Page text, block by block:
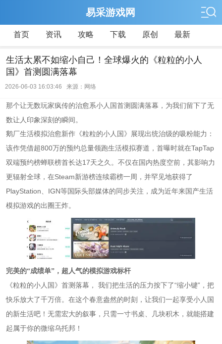
易采游戏网
首页 资讯 攻略 下载 原创 最新
生活太累不如缩小自己！全球爆火的《粒粒的小人
国》首测圆满落幕
2026-06-03 16:03:46 来源：网络
那个让无数玩家疯传的治愈系小人国首测圆满落幕，为我们留下了无
数让人印象深刻的瞬间。
鹅厂生活模拟治愈新作 《粒粒的小人国》展现出统治级的吸粉能力：
该作凭借超800万的预约总量领跑生活模拟赛道， 首曝时就在TapTap
双端预约榜蝉联榜首长达17天之久。不仅在国内热度空前，其影响力
更辐射全球，在Steam新游榜连续霸榜一周，并罕见地获得了
PlayStation、 IGN等国际头部媒体的同步关注，成为近年来国产生活
模拟游戏的出圈 王炸。
完美的“成绩单”，超人气的模拟游戏标杆
《粒粒的小人国》首测 落幕， 我们把生活的压力按下了“缩小键” ，把
快乐放大了千万倍。在这个春意盎然的时刻， 让我们一起享受小人国
的新生活吧！ 无需宏大的叙事，只需一寸书桌、几块积木，就能搭建
起属于你的微缩乌托邦！